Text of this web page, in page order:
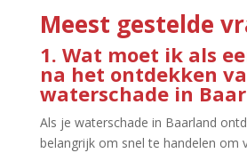
Meest gestelde
1.​ Wat moet ik als
na het ontdekken
waterschade in
Als je waterschade in Baarland
belangrijk om snel te handelen om